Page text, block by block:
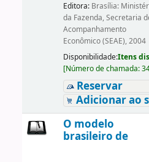
Editora: Brasília:
da Fazenda, Secretaria
Acompanhamento
Econômico (SEAE), 2004
Disponibilidade:Itens
[Número de chamada:
Reservar
Adicionar ao
O modelo
brasileiro de